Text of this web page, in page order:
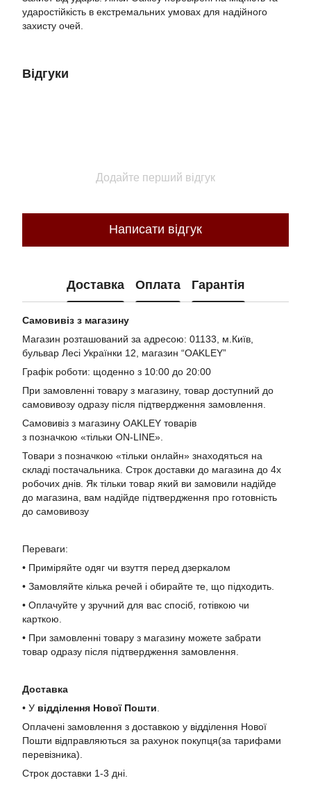
ударостійкість в екстремальних умовах для надійного
захисту очей.
Відгуки
Додайте перший відгук
Написати відгук
Доставка Оплата Гарантія
Самовивіз з магазину
Магазин розташований за адресою: 01133, м.Київ,
бульвар Лесі Українки 12, магазин “OAKLEY”
Графік роботи: щоденно з 10:00 до 20:00
При замовленні товару з магазину, товар доступний до
самовивозу одразу після підтвердження замовлення.
Самовивіз з магазину OAKLEY товарів
з позначкою «тільки ON-LINE».
Товари з позначкою «тільки онлайн» знаходяться на
складі постачальника. Строк доставки до магазина до 4х
робочих днів. Як тільки товар який ви замовили надійде
до магазина, вам надійде підтвердження про готовність
до самовивозу
Переваги:
• Приміряйте одяг чи взуття перед дзеркалом
• Замовляйте кілька речей і обирайте те, що підходить.
• Оплачуйте у зручний для вас спосіб, готівкою чи
карткою.
• При замовленні товару з магазину можете забрати
товар одразу після підтвердження замовлення.
Доставка
• У відділення Нової Пошти
Оплачені замовлення з доставкою у відділення Нової
Пошти відправляються за рахунок покупця(за тарифами
перевізника).
Строк доставки 1-3 дні.